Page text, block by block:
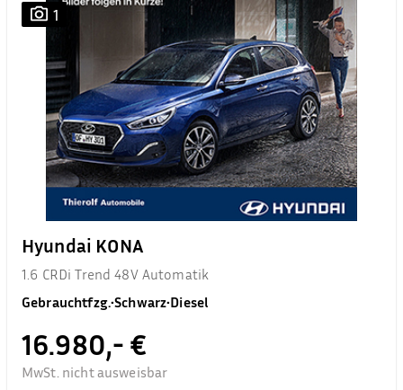
1
Hyundai KONA
1.6 CRDi Trend 48V Automatik
Gebrauchtfzg.•Schwarz•Diesel
16.980,- €
MwSt. nicht ausweisbar